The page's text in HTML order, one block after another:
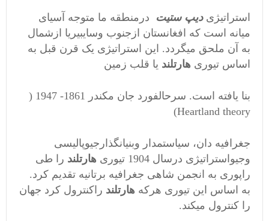
استراتیژی دیپ ستیت
درمنطقه ما متوجه آسیای
میانه است که افغانستان ازجنوب وسایبیریا ازشمال
به آن ملحق میگردد. این استراتیژی یک قرن قبل به
اساس تیوری هارتلند یا قلب زمین
بنا یافته است. سرحالفورد جان مکندر 1861- 1947 (
Heartland theory)
جغرافیه دان، سیاستمدار وبنیانگذارجیوپالیسی
وجیواستراتیژی درسال 1904 تیوری
هارتلند را طی
راپوری به انجمن شاهی جغرافیه برتانیه تقدیم کرد.
به اساس این تیوری هرکه هارتلند راکنترول کرد جهان
را کنترول میکند.